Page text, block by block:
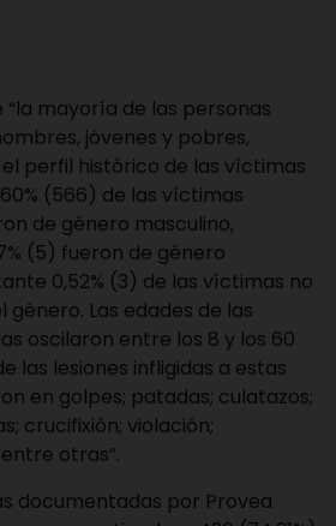
mayoría de las personas
jóvenes y pobres,
perfil histórico de las víctimas
(566) de las víctimas
de género masculino,
(5) fueron de género
0,52% (3) de las víctimas no
Las edades de las
oscilaron entre los 8 y los 60
las lesiones infligidas a estas
en golpes; patadas; culatazos;
crucifixión; violación;
otras”.
documentadas por Provea